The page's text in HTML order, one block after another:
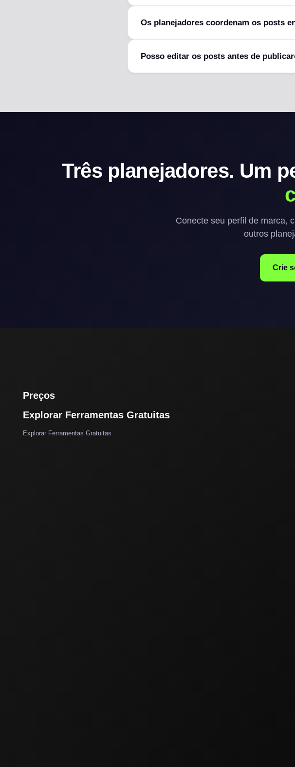
Os planejadores coordenam os posts
Posso editar os posts antes de
Três planejadores. Um
Conecte seu perfil de marca,
outros
Crie
Preços
Explorar Ferramentas Gratuitas
Explorar Ferramentas Gratuitas